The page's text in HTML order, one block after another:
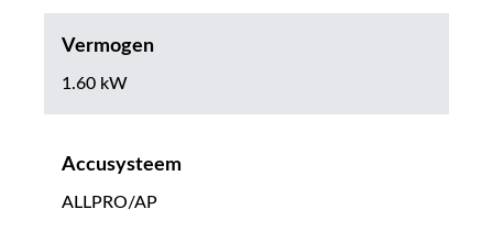
Vermogen
1.60 kW
Accusysteem
ALLPRO/AP